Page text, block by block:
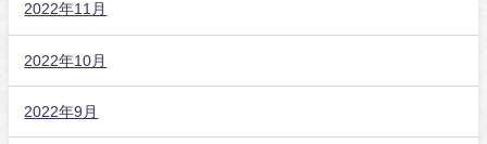
2022年11月
2022年10月
2022年9月